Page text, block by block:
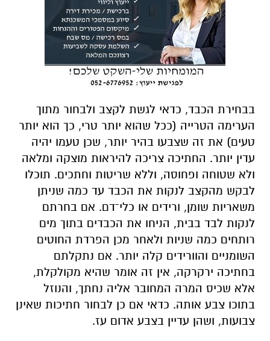
בבחירת הכבד, כדאי לגשת לקצב ולבחור מתוך
הערימה הטרייה (ככל שהוא יותר טרי, כך הוא יותר
טעים) את זה שצבעו בהיר יותר, שכן טעמו יהיה
עדין יותר. החתיכה צריכה להיראות מוצקה ומלאה
ולא שטוחה ופחוסה, וללא שריטות וחתכים. תוכלו
לבקש מהקצב לנקות את הכבד עד כמה שניתן
משאריות שומן, ורידים או כלי־דם. אם בחרתם
לנקות לבד בבית, הניחו את הכבדים בתוך מים
רותחים כמה שניות ולאחר מכן הפרדת החוטים
השומניים והוורידים קלה יותר. אם נתקלתם
בחתיכה ירקרקה, אין זה אומר שהיא מקולקלת,
אלא שכיס המרה המחובר אליה נחתך, והנוזל
בתוכו צבע אותה. כדאי אם כן לבחור חתיכות שאינן
צבועות, ושהן עדיין בצבע אדום עז.